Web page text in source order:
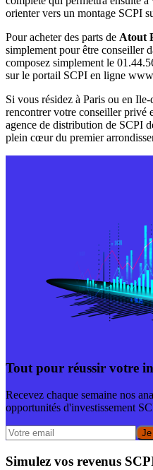
orienter vers un montage SCPI
Pour acheter des parts de Atout
simplement pour être conseiller
composez simplement le
sur le portail SCPI en ligne
Si vous résidez à Paris ou en
rencontrer votre conseiller privé
agence de distribution de SCPI
plein cœur du premier
Tout pour réussir votre
Recevez chaque semaine nos
opportunités d'investissement
Je
Simulez vos revenus